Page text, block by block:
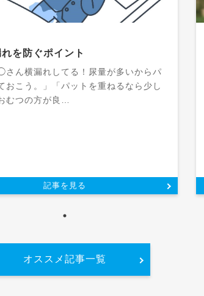
を防ぐポイント
さん横漏れしてる！尿量が多いからパ
おこう。」「パットを重ねるなら少し
むつの方が良…
記事を見る
オススメ記事一覧